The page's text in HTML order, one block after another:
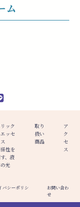
ム
ック
エッセ
性を
、液
光
取り
扱い
商品
ア
ク
セ
ス
バシーポリシ
お問い合わ
せ